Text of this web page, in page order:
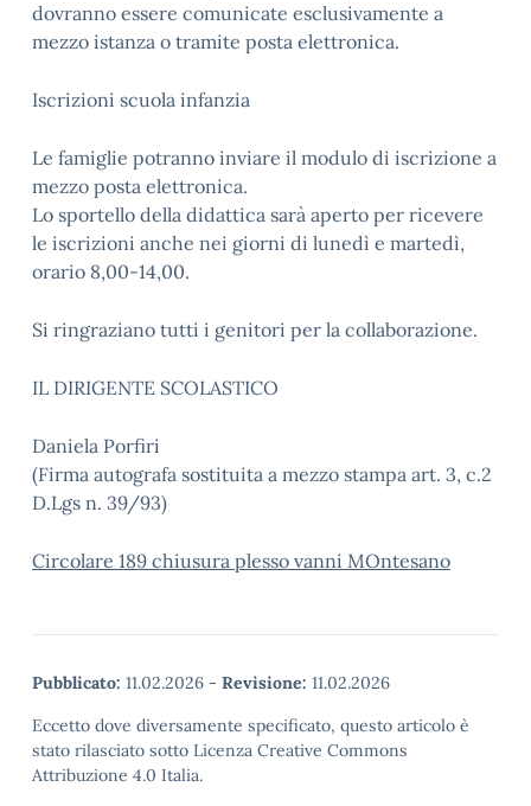
dovranno essere comunicate esclusivamente a
mezzo istanza o tramite posta elettronica.
Iscrizioni scuola infanzia
Le famiglie potranno inviare il modulo di iscrizione a
mezzo posta elettronica.
Lo sportello della didattica sarà aperto per ricevere
le iscrizioni anche nei giorni di lunedì e martedì,
orario 8,00-14,00.
Si ringraziano tutti i genitori per la collaborazione.
IL DIRIGENTE SCOLASTICO
Daniela Porfiri
(Firma autografa sostituita a mezzo stampa art. 3, c.2
D.Lgs n. 39/93)
Circolare 189 chiusura plesso vanni MOntesano
Pubblicato: 11.02.2026 - Revisione: 11.02.2026
Eccetto dove diversamente specificato, questo articolo è
stato rilasciato sotto Licenza Creative Commons
Attribuzione 4.0 Italia.